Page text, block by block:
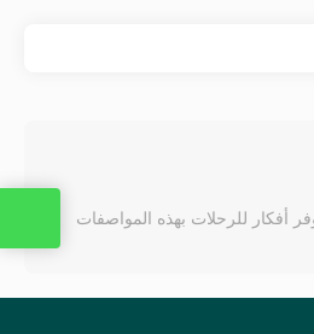
أفكار للرحلات بهذه المواصفات